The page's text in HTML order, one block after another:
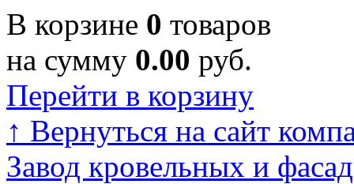
В корзине 0 товаров
на сумму 0.00 руб.
Перейти в корзину
↑ Вернуться на сайт
Завод кровельных и